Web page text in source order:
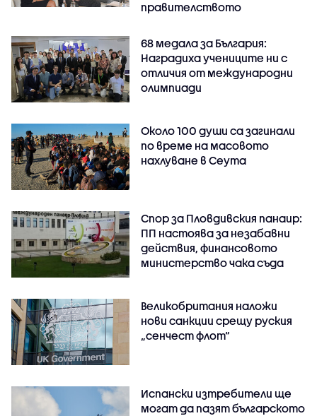
правителството
68 медала за България:
Наградиха учениците ни с
отличия от международни
олимпиади
Около 100 души са загинали
по време на масовото
нахлуване в Сеута
Спор за Пловдивския панаир:
ПП настоява за незабавни
действия, финансовото
министерство чака съда
Великобритания наложи
нови санкции срещу руския
„сенчест флот“
Испански изтребители ще
могат да пазят българското